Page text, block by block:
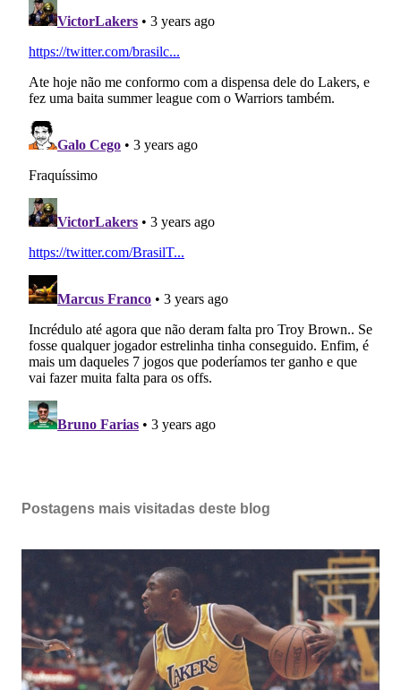
Postagens mais visitadas deste blog